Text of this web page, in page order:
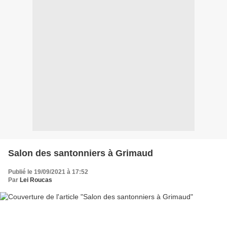
Salon des santonniers à Grimaud
Publié le 19/09/2021 à 17:52
Par Lei Roucas